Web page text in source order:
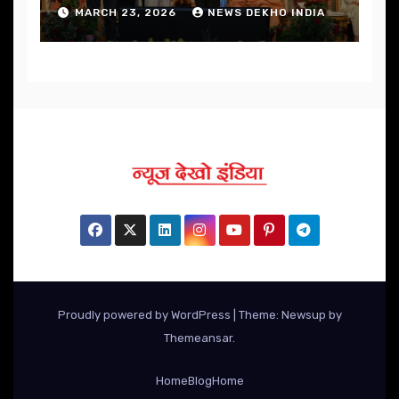
MARCH 23, 2026 NEWS DEKHO INDIA
Proudly powered by WordPress
Theme: Newsup by
Themeansar.
HomeBlogHome